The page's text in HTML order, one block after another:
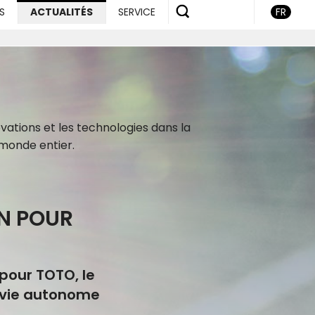
ACTUALITÉS SERVICE FR
et les technologies dans la
entier.
POUR
TOTO, le
autonome